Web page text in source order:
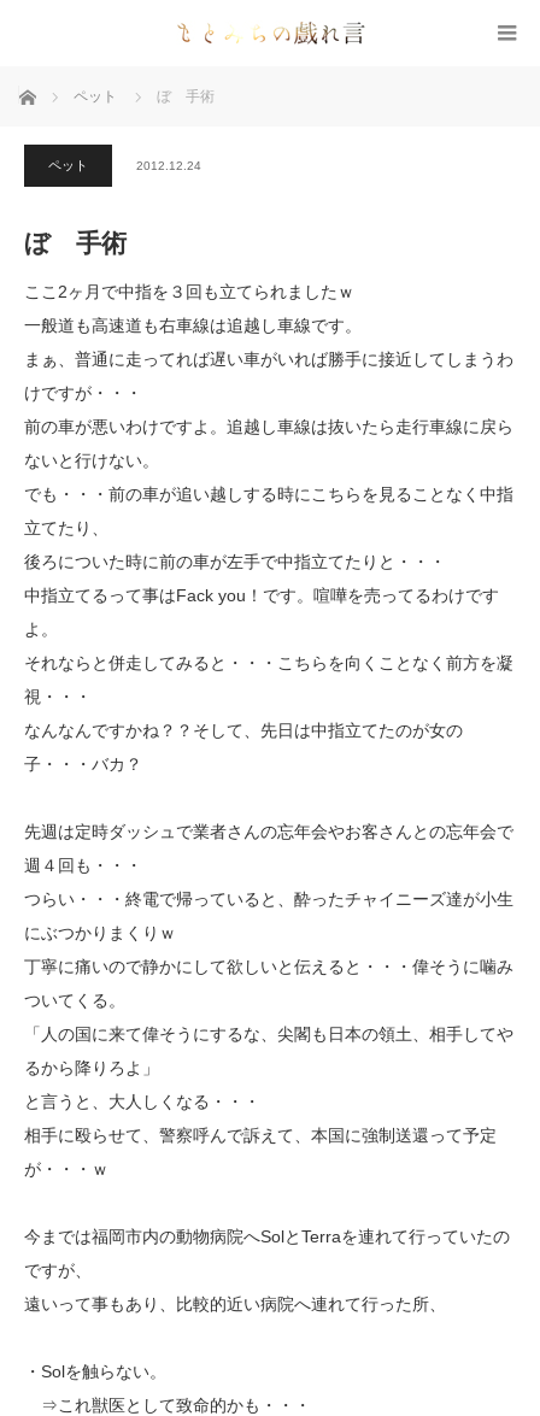
ホーム ペット ぼ 手術
ペット 2012.12.24
ぼ 手術
ここ2ヶ月で中指を３回も立てられましたｗ
一般道も高速道も右車線は追越し車線です。
まぁ、普通に走ってれば遅い車がいれば勝手に接近してしまうわ
けですが・・・
前の車が悪いわけですよ。追越し車線は抜いたら走行車線に戻ら
ないと行けない。
でも・・・前の車が追い越しする時にこちらを見ることなく中指
立てたり、
後ろについた時に前の車が左手で中指立てたりと・・・
中指立てるって事はFack you！です。喧嘩を売ってるわけです
よ。
それならと併走してみると・・・こちらを向くことなく前方を凝
視・・・
なんなんですかね？？そして、先日は中指立てたのが女の
子・・・バカ？
先週は定時ダッシュで業者さんの忘年会やお客さんとの忘年会で
週４回も・・・
つらい・・・終電で帰っていると、酔ったチャイニーズ達が小生
にぶつかりまくりｗ
丁寧に痛いので静かにして欲しいと伝えると・・・偉そうに噛み
ついてくる。
「人の国に来て偉そうにするな、尖閣も日本の領土、相手してや
るから降りろよ」
と言うと、大人しくなる・・・
相手に殴らせて、警察呼んで訴えて、本国に強制送還って予定
が・・・ｗ
今までは福岡市内の動物病院へSolとTerraを連れて行っていたの
ですが、
遠いって事もあり、比較的近い病院へ連れて行った所、
・Solを触らない。
⇒これ獣医として致命的かも・・・